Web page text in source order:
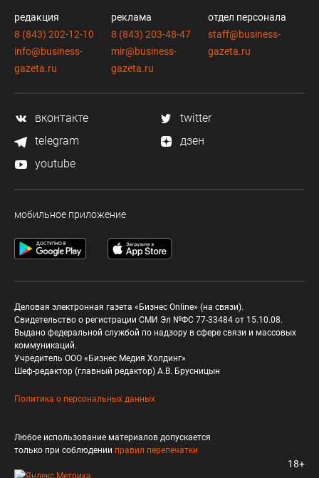
редакция
8 (843) 202-12-10
info@business-
gazeta.ru
реклама
8 (843) 203-48-47
mir@business-
gazeta.ru
отдел персонала
staff@business-
gazeta.ru
вконтакте
twitter
telegram
дзен
youtube
мобильное приложение
Деловая электронная газета «Бизнес Online» (на связи).
Свидетельство о регистрации СМИ Эл №ФС 77-33484 от 15.10.08.
Выдано федеральной службой по надзору в сфере связи и массовых
коммуникаций.
Учредитель ООО «Бизнес Медия Холдинг»
Шеф-редактор (главный редактор) А.В. Брусницын
Политика о персональных данных
Любое использование материалов допускается
только при соблюдении правил перепечатки
18+